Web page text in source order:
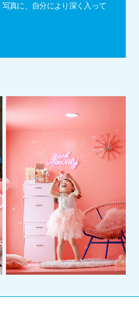
真に、自分により深く入って